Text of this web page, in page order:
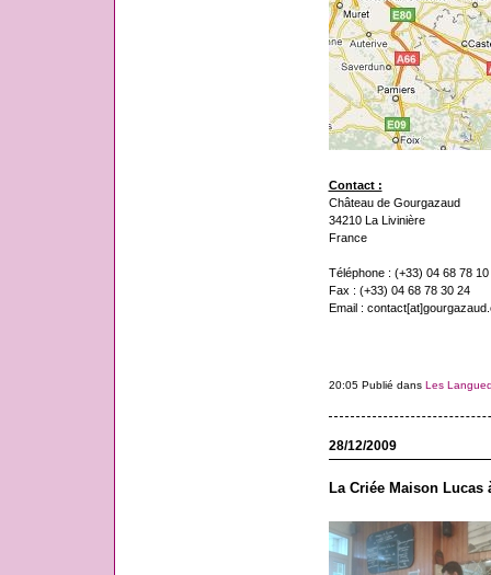
Contact :
Château de Gourgazaud
34210 La Livinière
France
Téléphone : (+33) 04 68 78 10
Fax : (+33) 04 68 78 30 24
Email :
20:05 Publié dans Les
28/12/2009
La Criée Maison Lucas